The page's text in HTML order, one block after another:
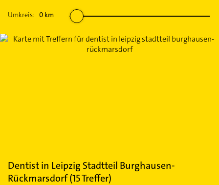
Umkreis: 0 km
Dentistin Leipzig Stadtteil Burghausen-
Rückmarsdorf(15Treffer)